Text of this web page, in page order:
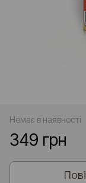
Немає в наявності
349 грн